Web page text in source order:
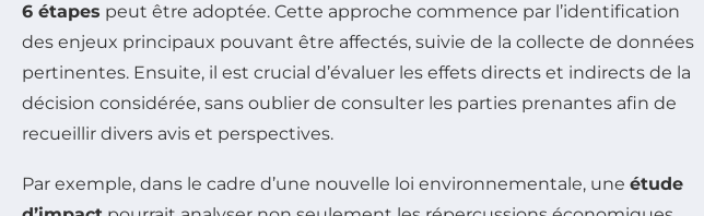
6 étapes peut être adoptée. Cette approche commence par l’identification
des enjeux principaux pouvant être affectés, suivie de la collecte de données
pertinentes. Ensuite, il est crucial d’évaluer les effets directs et indirects de la
décision considérée, sans oublier de consulter les parties prenantes afin de
recueillir divers avis et perspectives.
Par exemple, dans le cadre d’une nouvelle loi environnementale, une étude